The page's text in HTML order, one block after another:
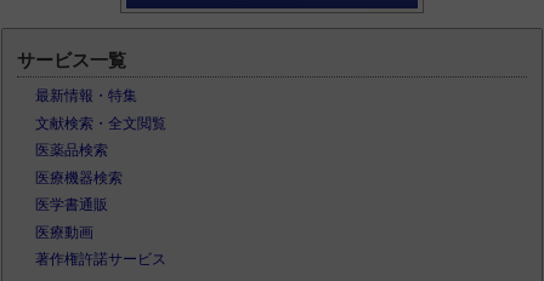
サービス一覧
最新情報・特集
文献検索・全文閲覧
医薬品検索
医療機器検索
医学書通販
医療動画
著作権許諾サービス